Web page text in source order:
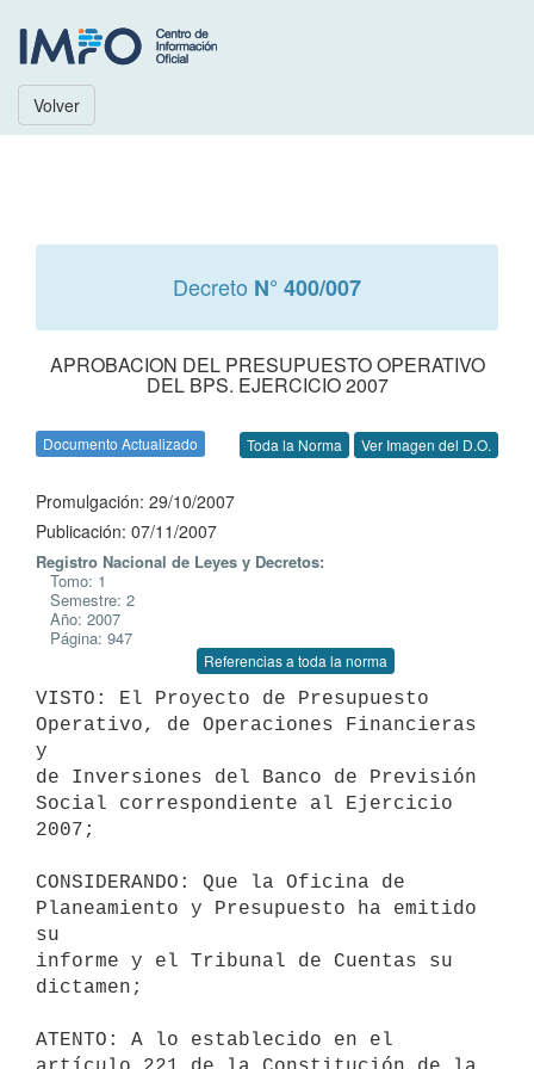
Volver
Decreto N° 400/007
APROBACION DEL PRESUPUESTO OPERATIVO
DEL BPS. EJERCICIO 2007
Documento Actualizado Toda la Norma Ver Imagen del D.O.
Promulgación: 29/10/2007
Publicación: 07/11/2007
Registro Nacional de Leyes y Decretos:
Tomo: 1
Semestre: 2
Año: 2007
Página: 947
Referencias a toda la norma
VISTO: El Proyecto de Presupuesto
Operativo, de Operaciones Financieras
y
de Inversiones del Banco de Previsión
Social correspondiente al Ejercicio
2007;
CONSIDERANDO: Que la Oficina de
Planeamiento y Presupuesto ha emitido
su
informe y el Tribunal de Cuentas su
dictamen;
ATENTO: A lo establecido en el